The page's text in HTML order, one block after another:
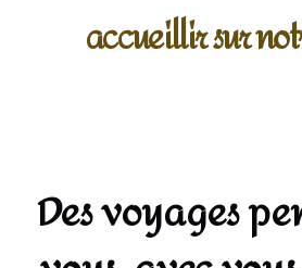
accueillir sur
Des voyages